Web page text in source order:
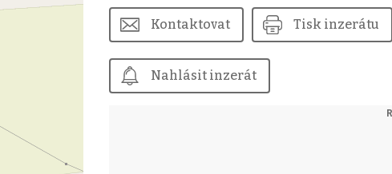
Kontaktovat Tisk inzerátu
Nahlásit inzerát